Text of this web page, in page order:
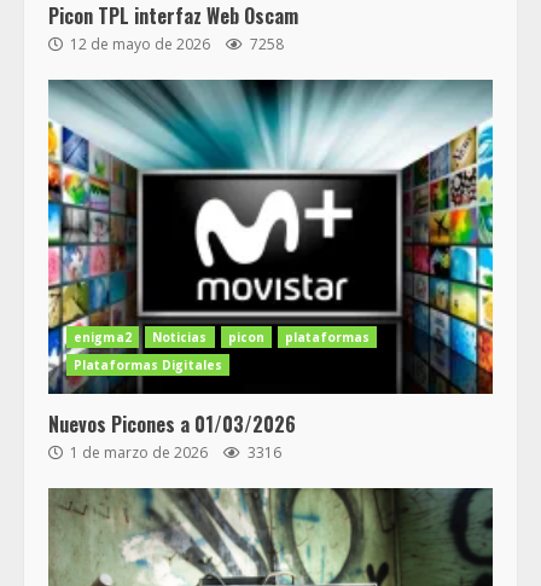
Picon TPL interfaz Web Oscam
12 de mayo de 2026 7258
enigma2 Noticias picon
plataformas
Plataformas Digitales
Nuevos Picones a 01/03/2026
1 de marzo de 2026 3316